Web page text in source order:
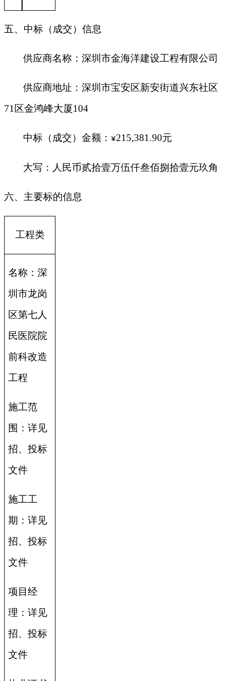
五、中标（成交）信息
供应商名称： 深圳市金海洋建设工程有限公司
供应商地址：深圳市宝安区新安街道兴东社区
71区金鸿峰大厦104
中标（成交）金额： ¥215,381.90元
大写：人民币贰拾壹万伍仟叁佰捌拾壹元玖角
六、主要标的信息
工程类
名称：深
圳市龙岗
区第七人
民医院院
前科改造
工程
施工范
围：详见
招、投标
文件
施工工
期：详见
招、投标
文件
项目经
理：详见
招、投标
文件